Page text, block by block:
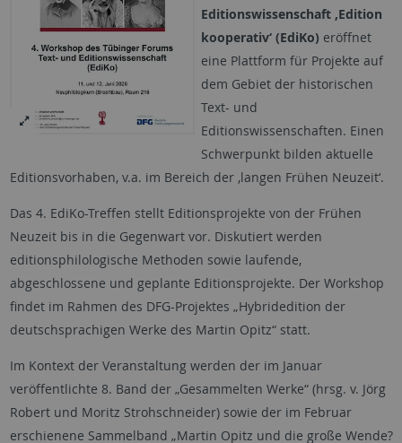
Editionswissenschaft ‚Edition
kooperativ‘ (EdiKo) eröffnet
eine Plattform für Projekte auf
dem Gebiet der historischen
Text- und
Editionswissenschaften. Einen
Schwerpunkt bilden aktuelle
Editionsvorhaben, v.a. im Bereich der ‚langen Frühen Neuzeit‘.
Das 4. EdiKo-Treffen stellt Editionsprojekte von der Frühen
Neuzeit bis in die Gegenwart vor. Diskutiert werden
editionsphilologische Methoden sowie laufende,
abgeschlossene und geplante Editionsprojekte. Der Workshop
findet im Rahmen des DFG-Projektes „Hybridedition der
deutschsprachigen Werke des Martin Opitz“ statt.
Im Kontext der Veranstaltung werden der im Januar
veröffentlichte 8. Band der „Gesammelten Werke“ (hrsg. v. Jörg
Robert und Moritz Strohschneider) sowie der im Februar
erschienene Sammelband „Martin Opitz und die große Wende?